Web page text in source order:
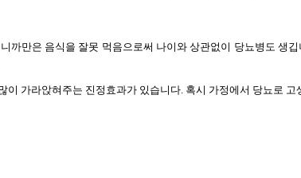
만은 음식을 잘못 먹음으로써 나이와 상관없이 당뇨병도 생
가라앉혀주는 진정효과가 있습니다. 혹시 가정에서 당뇨로